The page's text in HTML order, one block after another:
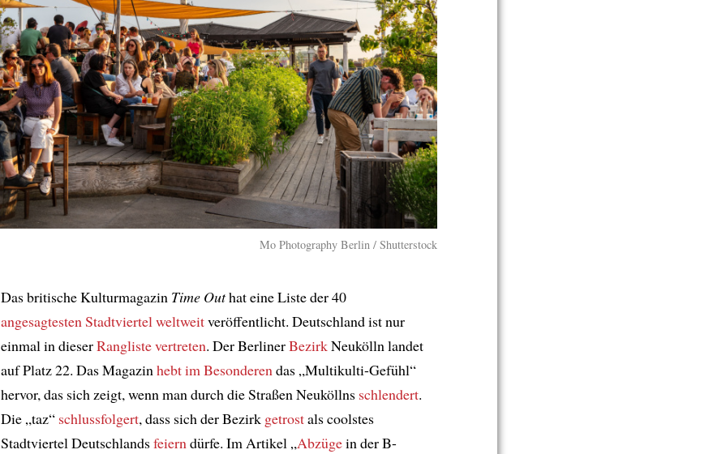
Mo Photography Berlin / Shutterstock
Das britische Kulturmagazin Time Outhat eine Liste der 40
angesagtestenStadtviertelweltweitveröffentlicht. Deutschland ist nur
einmal in dieserRanglistevertreten. Der BerlinerBezirkNeukölln landet
auf Platz 22. Das Magazinhebtim Besonderendas „Multikulti-Gefühl“
hervor, das sich zeigt, wenn man durch die Straßen Neuköllns schlendert.
Die „taz“ schlussfolgert, dass sich der Bezirk getrostals coolstes
Stadtviertel Deutschlandsfeierndürfe. Im Artikel „Abzügein der B-